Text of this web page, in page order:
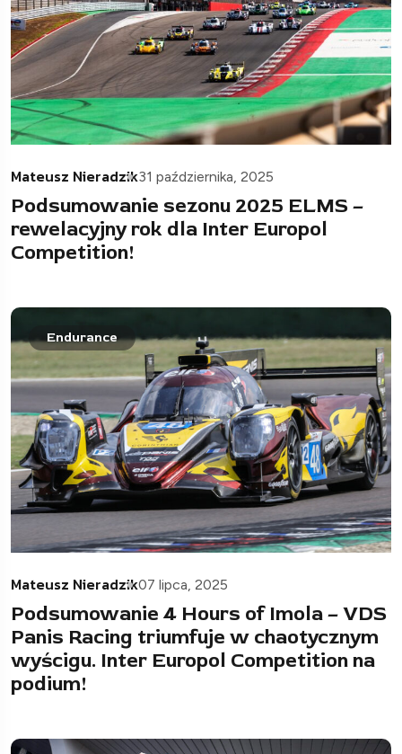
Mateusz Nieradzik31 października, 2025
Podsumowanie sezonu 2025 ELMS –
rewelacyjny rok dla Inter Europol
Competition!
Endurance
Mateusz Nieradzik07 lipca, 2025
Podsumowanie 4 Hours of Imola – VDS
Panis Racing triumfuje w chaotycznym
wyścigu. Inter Europol Competition na
podium!